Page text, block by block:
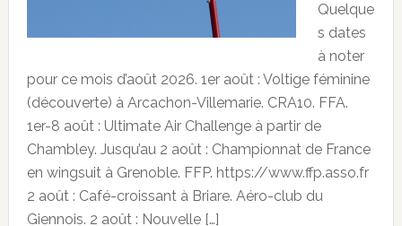
Quelque
s dates
à noter
pour ce mois d’août 2026. 1er août : Voltige féminine
(découverte) à Arcachon-Villemarie. CRA10. FFA.
1er-8 août : Ultimate Air Challenge à partir de
Chambley. Jusqu’au 2 août : Championnat de France
en wingsuit à Grenoble. FFP. https://www.ffp.asso.fr
2 août : Café-croissant à Briare. Aéro-club du
Giennois. 2 août : Nouvelle […]